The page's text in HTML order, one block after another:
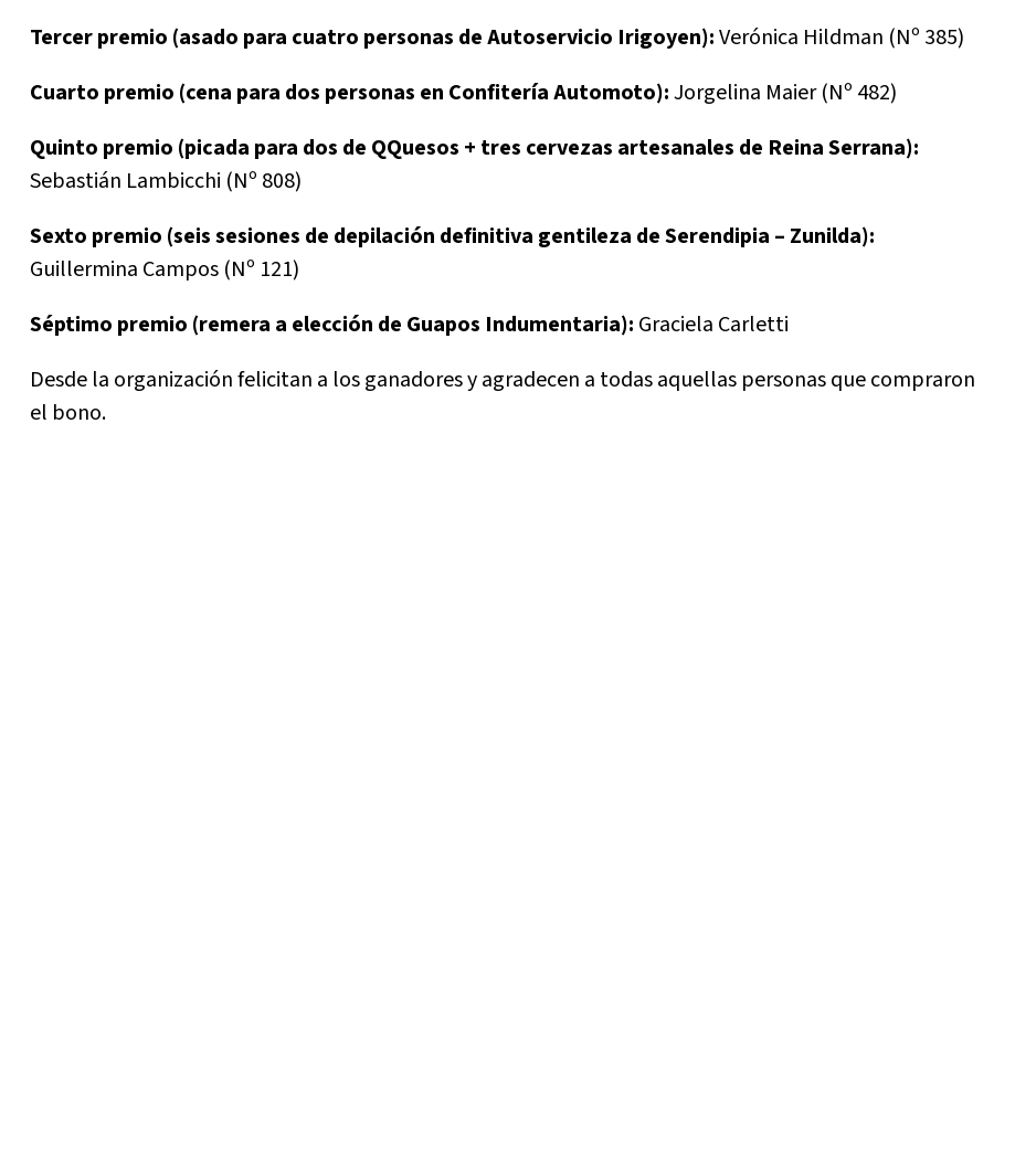
Tercer premio (asado para cuatro personas de Autoservicio Irigoyen):Verónica Hildman (Nº 385)
Cuarto premio (cena para dos personas en Confitería Automoto):Jorgelina Maier (Nº 482)
Quinto premio (picada para dos de QQuesos + tres cervezas artesanales de Reina Serrana):
Sebastián Lambicchi (Nº 808)
Sexto premio (seis sesiones de depilación definitiva gentileza de Serendipia – Zunilda):
Guillermina Campos (Nº 121)
Séptimo premio (remera a elección de Guapos Indumentaria): Graciela Carletti
Desde la organización felicitan a los ganadores y agradecen a todas aquellas personas que compraron
el bono.